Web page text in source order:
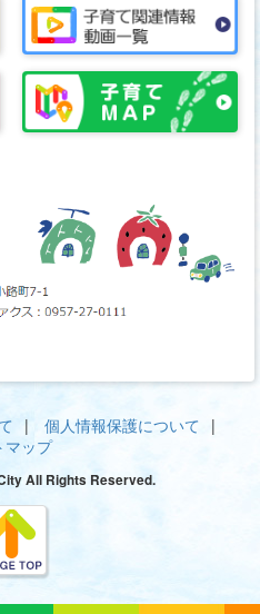
個人情報保護について
マップ
All Rights Reserved.